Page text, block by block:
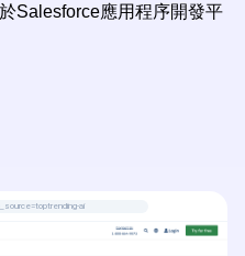
Salesforce應用程序開發平
ai